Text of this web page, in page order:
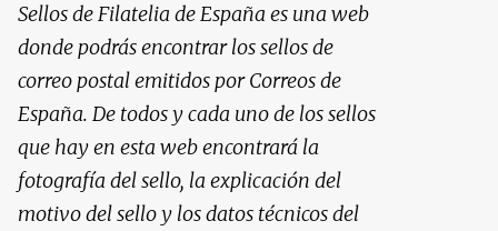
Sellos de Filatelia de España es una web
donde podrás encontrar los sellos de
correo postal emitidos por Correos de
España. De todos y cada uno de los sellos
que hay en esta web encontrará la
fotografía del sello, la explicación del
motivo del sello y los datos técnicos del